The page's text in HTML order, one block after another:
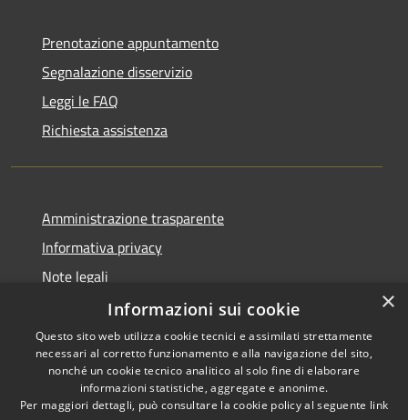
Prenotazione appuntamento
Segnalazione disservizio
Leggi le FAQ
Richiesta assistenza
Amministrazione trasparente
Informativa privacy
Note legali
Dichiarazione di accessibilità
RSS
Copyright © 2026 • Comune di
×
Informazioni sui cookie
Questo sito web utilizza cookie tecnici e assimilati strettamente
necessari al corretto funzionamento e alla navigazione del sito,
nonché un cookie tecnico analitico al solo fine di elaborare
informazioni statistiche, aggregate e anonime.
Per maggiori dettagli, può consultare la cookie policy al seguente link